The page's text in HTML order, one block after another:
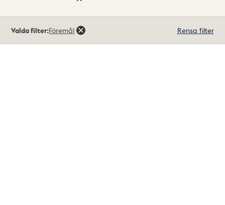
träffar
Valda filter:Föremål Rensa filter